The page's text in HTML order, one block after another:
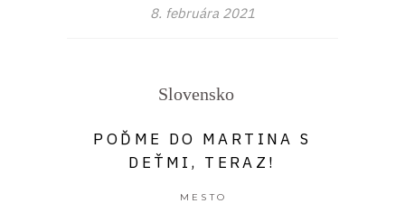
8. februára 2021
Slovensko
POĎME DO MARTINA S
DEŤMI, TERAZ!
MESTO